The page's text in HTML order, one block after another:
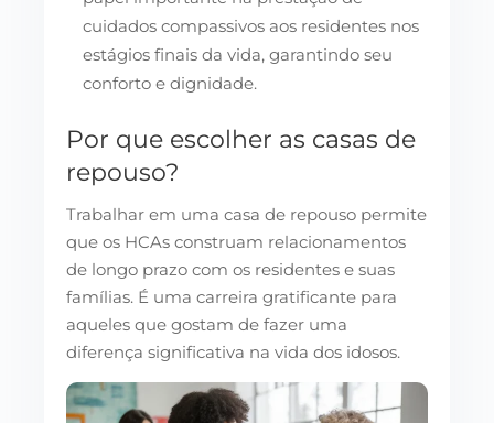
cuidados compassivos aos residentes nos
estágios finais da vida, garantindo seu
conforto e dignidade.
Por que escolher as casas de
repouso?
Trabalhar em uma casa de repouso permite
que os HCAs construam relacionamentos
de longo prazo com os residentes e suas
famílias. É uma carreira gratificante para
aqueles que gostam de fazer uma
diferença significativa na vida dos idosos.